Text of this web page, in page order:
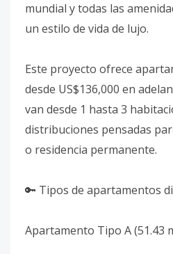
mundial y todas las
un estilo de vida de lujo.
Este proyecto ofrece
desde US$136,000 en
van desde 1 hasta 3
distribuciones pensadas
o residencia permanente.
🔑 Tipos de apartamentos
Apartamento Tipo A (51.43